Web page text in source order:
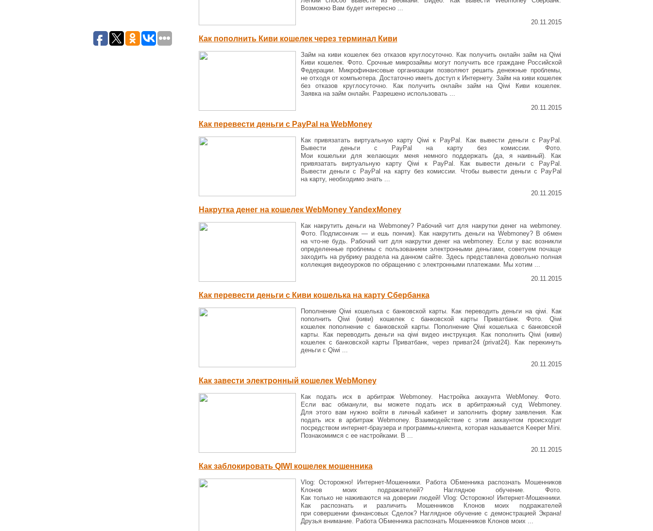
Возможно Вам будет интересно ...
20.11.2015
Как пополнить Киви кошелек через терминал Киви
Займ на киви кошелек без отказов круглосуточно. Как получить онлайн займ на Qiwi
Киви кошелек. Фото. Срочные микрозаймы могут получить все граждане Российской
Федерации. Микрофинансовые организации позволяют решить денежные проблемы,
не отходя от компьютера. Достаточно иметь доступ к Интернету. Займ на киви кошелек
без отказов круглосуточно. Как получить онлайн займ на Qiwi Киви кошелек.
Заявка на займ онлайн. Разрешено использовать ...
20.11.2015
Как перевести деньги с PayPal на WebMoney
Как привязатать виртуальную карту Qiwi к PayPal. Как вывести деньги с PayPal.
Вывести деньги с PayPal на карту без комиссии. Фото.
Мои кошельки для желающих меня немного поддержать (да, я наивный). Как
привязатать виртуальную карту Qiwi к PayPal. Как вывести деньги с PayPal.
Вывести деньги с PayPal на карту без комиссии. Чтобы вывести деньги с PayPal
на карту, необходимо знать ...
20.11.2015
Накрутка денег на кошелек WebMoney YandexMoney
Как накрутить деньги на Webmoney? Рабочий чит для накрутки денег на webmoney.
Фото. Подписончик — и ешь пончик). Как накрутить деньги на Webmoney? В обмен
на что-не будь. Рабочий чит для накрутки денег на webmoney. Если у вас возникли
определенные проблемы с пользованием электронными деньгами, советуем почаще
заходить на рубрику раздела на данном сайте. Здесь представлена довольно полная
коллекция видеоуроков по обращению с электронными платежами. Мы хотим ...
20.11.2015
Как перевести деньги с Киви кошелька на карту Сбербанка
Пополнение Qiwi кошелька с банковской карты. Как переводить деньги на qiwi. Как
пополнить Qiwi (киви) кошелек с банковской карты Приватбанк. Фото. Qiwi
кошелек пополнение с банковской карты. Пополнение Qiwi кошелька с банковской
карты. Как переводить деньги на qiwi видео инструкция. Как пополнить Qiwi (киви)
кошелек с банковской карты Приватбанк, через приват24 (privat24). Как перекинуть
деньги с Qiwi ...
20.11.2015
Как завести электронный кошелек WebMoney
Как подать иск в арбитраж Webmoney. Настройка аккаунта WebMoney. Фото.
Если вас обманули, вы можете подать иск в арбитражный суд Webmoney.
Для этого вам нужно войти в личный кабинет и заполнить форму заявления. Как
подать иск в арбитраж Webmoney. Взаимодействие с этим аккаунтом происходит
посредством интернет-браузера и программы-клиента, которая называется Keeper Mini.
Познакомимся с ее настройками. В ...
20.11.2015
Как заблокировать QIWI кошелек мошенника
Vlog: Осторожно! Интернет-Мошенники. Работа ОБменника распознать Мошенников
Клонов моих подражателей? Наглядное обучение. Фото.
Как только не наживаются на доверии людей! Vlog: Осторожно! Интернет-Мошенники.
Как распознать и различить Мошенников Клонов моих подражателей
при совершении финансовых Сделок? Наглядное обучение с демонстрацией Экрана!
Друзья внимание. Работа ОБменника распознать Мошенников Клонов моих ...